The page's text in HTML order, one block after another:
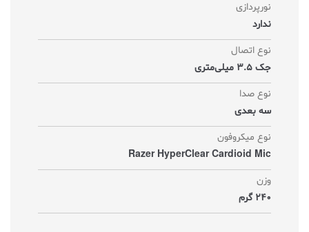
نورپردازی
ندارد
نوع اتصال
جک 3.5 میلی‌متری
نوع صدا
سه بعدی
نوع میکروفون
Razer HyperClear Cardioid Mic
وزن
240 گرم